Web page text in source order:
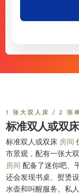
1 张大双人床 / 2 张
标准双人或双
标准双人或双床 房间
市景观，配有一张大
房间 配备了迷你吧、
还会发现书桌、熨烫
水壶和叫醒服务。私